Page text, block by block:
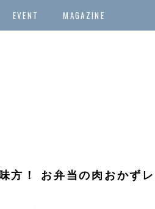
EVENT MAGAZINE
方！ お弁当の肉おかずレ